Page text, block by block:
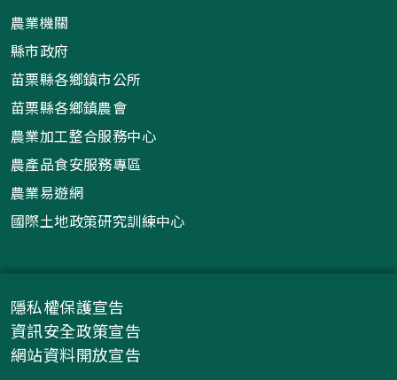
農業機關
縣市政府
苗栗縣各鄉鎮市公所
苗栗縣各鄉鎮農會
農業加工整合服務中心
農產品食安服務專區
農業易遊網
國際土地政策研究訓練中心
隱私權保護宣告
資訊安全政策宣告
網站資料開放宣告